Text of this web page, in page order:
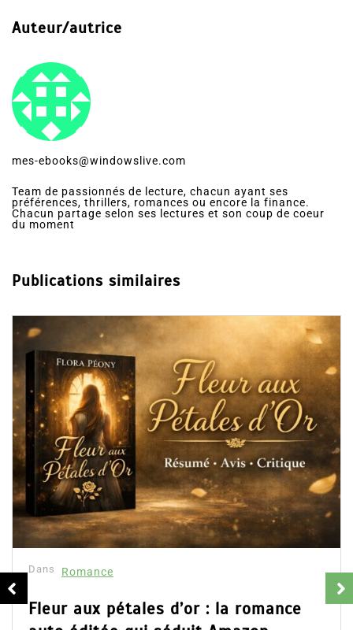
Auteur/autrice
mes-ebooks@windowslive.com
Team de passionnés de lecture, chacun ayant ses
préférences, thrillers, romances ou encore la finance.
Chacun partage selon ses lectures et son coup de coeur
du moment
Publications similaires
Dans Romance
Fleur aux pétales d’or : la romance